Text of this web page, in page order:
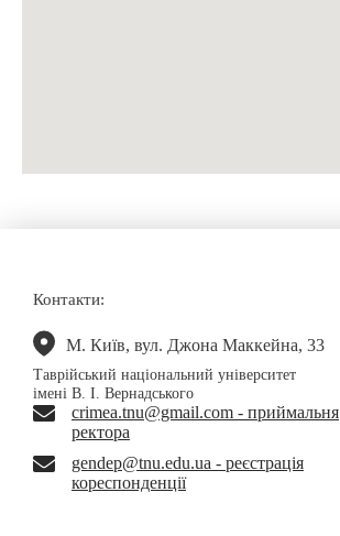
Контакти:
М. Київ, вул. Джона Маккейна, 33
Таврійський національний університет
імені В. І. Вернадського
crimea.tnu@gmail.com - приймальня
ректора
gendep@tnu.edu.ua - реєстрація
кореспонденції